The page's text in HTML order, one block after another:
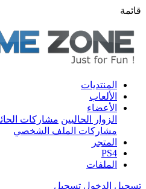
قائمة
المنتديات
الألعاب
الأعضاء
الزوار الحاليين مشاركات
مشاركات الملف الشخصي
المتجر
PS4
الملفات
تسجيل الدخول تسجيل